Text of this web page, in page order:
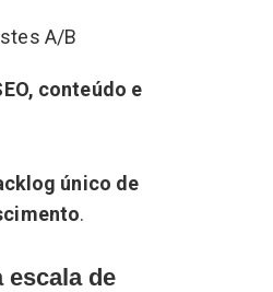
A/B
conteúdo e
único de
.
escala de